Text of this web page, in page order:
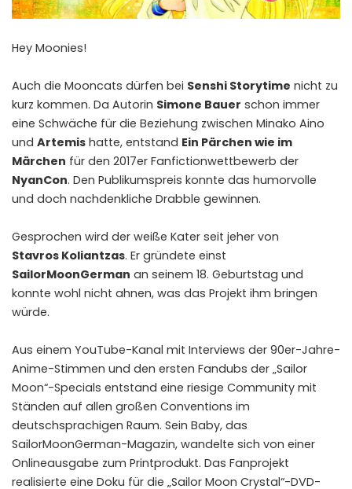
Hey Moonies!
Auch die Mooncats dürfen bei Senshi Storytime nicht zu
kurz kommen. Da Autorin Simone Bauer schon immer
eine Schwäche für die Beziehung zwischen Minako Aino
und Artemis hatte, entstand Ein Pärchen wie im
Märchen für den 2017er Fanfictionwettbewerb der
NyanCon. Den Publikumspreis konnte das humorvolle
und doch nachdenkliche Drabble gewinnen.
Gesprochen wird der weiße Kater seit jeher von
Stavros Koliantzas. Er gründete einst
SailorMoonGerman an seinem 18. Geburtstag und
konnte wohl nicht ahnen, was das Projekt ihm bringen
würde.
Aus einem YouTube-Kanal mit Interviews der 90er-Jahre-
Anime-Stimmen und den ersten Fandubs der „Sailor
Moon“-Specials entstand eine riesige Community mit
Ständen auf allen großen Conventions im
deutschsprachigen Raum. Sein Baby, das
SailorMoonGerman-Magazin, wandelte sich von einer
Onlineausgabe zum Printprodukt. Das Fanprojekt
realisierte eine Doku für die „Sailor Moon Crystal“-DVD-